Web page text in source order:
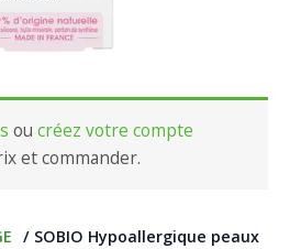
oucréez votre compte
et commander.
/ SOBIO Hypoallergique peaux